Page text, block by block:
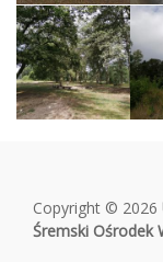
Copyright © 2026
Śremski Ośrodek